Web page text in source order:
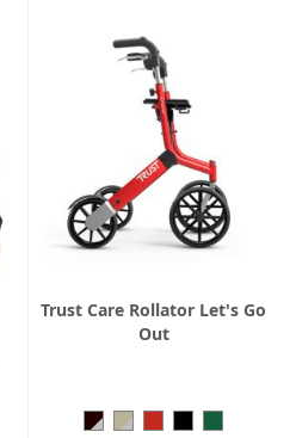
Trust Care Rollator Let's Go
Out